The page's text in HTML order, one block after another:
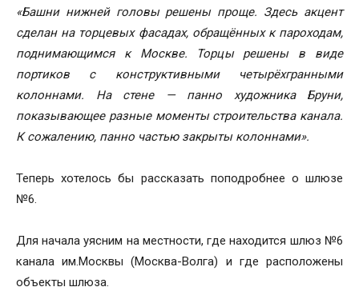
«Башни нижней головы решены проще. Здесь акцент
сделан на торцевых фасадах, обращённых к пароходам,
поднимающимся к Москве. Торцы решены в виде
портиков с конструктивными четырёхгранными
колоннами. На стене — панно художника Бруни,
показывающее разные моменты строительства канала.
К сожалению, панно частью закрыты колоннами».
Теперь хотелось бы рассказать поподробнее о шлюзе
№6.
Для начала уясним на местности, где находится шлюз №6
канала им.Москвы (Москва-Волга) и где расположены
объекты шлюза.